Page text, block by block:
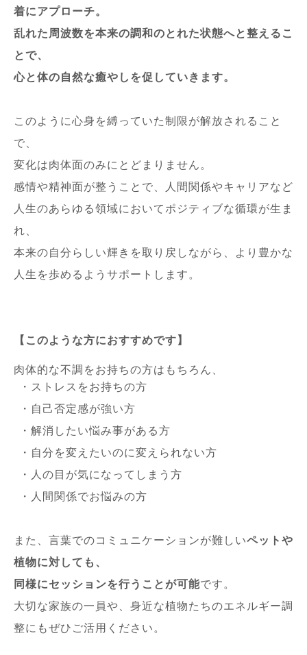
着にアプローチ。
乱れた周波数を本来の調和のとれた状態へと整えるこ
とで、
心と体の自然な癒やしを促していきます。
このように心身を縛っていた制限が解放されること
で、
変化は肉体面のみにとどまりません。
感情や精神面が整うことで、人間関係やキャリアなど
人生のあらゆる領域においてポジティブな循環が生ま
れ、
本来の自分らしい輝きを取り戻しながら、より豊かな
人生を歩めるようサポートします。
【このような方におすすめです】
肉体的な不調をお持ちの方はもちろん、
・ストレスをお持ちの方
・自己否定感が強い方
・解消したい悩み事がある方
・自分を変えたいのに変えられない方
・人の目が気になってしまう方
・人間関係でお悩みの方
また、言葉でのコミュニケーションが難しいペットや
植物に対しても、
同様にセッションを行うことが可能です。
大切な家族の一員や、身近な植物たちのエネルギー調
整にもぜひご活用ください。